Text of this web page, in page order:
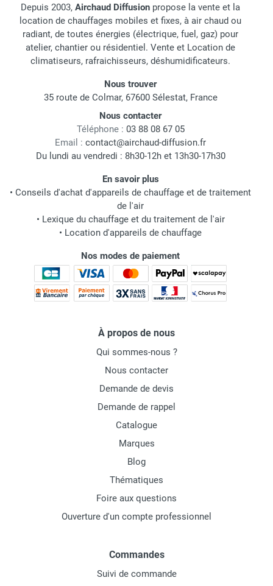
Depuis 2003, Airchaud Diffusion propose la vente et la
location de chauffages mobiles et fixes, à air chaud ou
radiant, de toutes énergies (électrique, fuel, gaz) pour
atelier, chantier ou résidentiel. Vente et Location de
climatiseurs, rafraichisseurs, déshumidificateurs.
Nous trouver
35 route de Colmar, 67600 Sélestat, France
Nous contacter
Téléphone : 03 88 08 67 05
Email : contact@airchaud-diffusion.fr
Du lundi au vendredi : 8h30-12h et 13h30-17h30
En savoir plus
• Conseils d'achat d'appareils de chauffage et de traitement
de l'air
• Lexique du chauffage et du traitement de l'air
• Location d'appareils de chauffage
Nos modes de paiement
À propos de nous
Qui sommes-nous ?
Nous contacter
Demande de devis
Demande de rappel
Catalogue
Marques
Blog
Thématiques
Foire aux questions
Ouverture d'un compte professionnel
Commandes
Suivi de commande